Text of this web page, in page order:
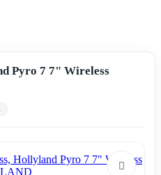
Pyro 7 7" Wireless